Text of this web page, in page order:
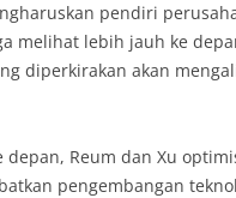
pendiri
melihat lebih jauh ke
diperkirakan akan
depan, Reum dan Xu
pengembangan